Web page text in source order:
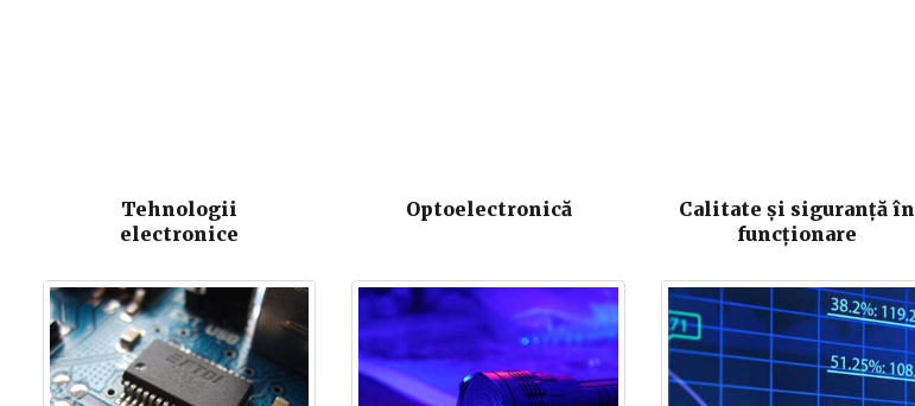
Tehnologii
electronice
Optoelectronică
Calitate și siguranță în
funcționare